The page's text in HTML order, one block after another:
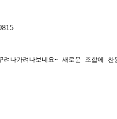
려나가려나보네요~ 새로운 조합에